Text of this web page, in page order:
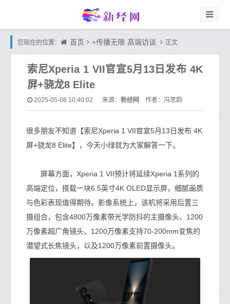
您现在的位置： 首页 +传播无限 高端访谈 正文
索尼Xperia 1 VII官宣5月13日发布 4K
屏+骁龙8 Elite
2025-05-08 10:40:02 来源： 新经网 作者：冯思韵
很多朋友不知道【索尼Xperia 1 VII官宣5月13日发布 4K
屏+骁龙8 Elite】，今天小绿就为大家解答一下。
屏幕方面，Xperia 1 VII预计将延续Xperia 1系列的
高端定位，搭载一块6.5英寸4K OLED显示屏，细腻画质
与色彩表现值得期待。影像系统上，该机将采用后置三
摄组合，包含4800万像素带光学防抖的主摄像头、1200
万像素超广角镜头、1200万像素支持70-200mm变焦的
潜望式长焦镜头，以及1200万像素前置摄像头。